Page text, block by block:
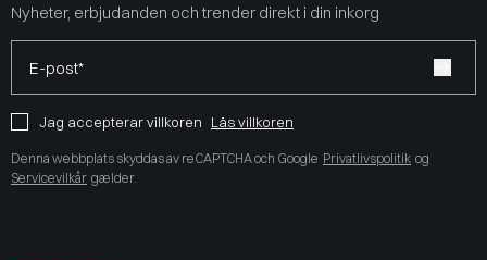
Nyheter, erbjudanden och trender direkt i din inkorg
E-post*
Jag accepterar villkoren Läs villkoren
Denna webbplats skyddas av reCAPTCHA och Google Privatlivspolitik og
Servicevilkår gælder.